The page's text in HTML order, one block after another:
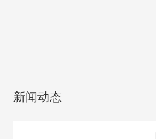
新闻动态